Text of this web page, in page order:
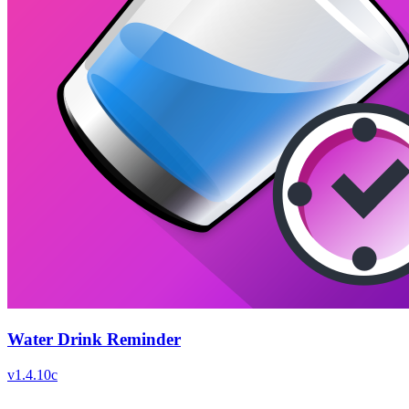
Water Drink Reminder
v1.4.10c